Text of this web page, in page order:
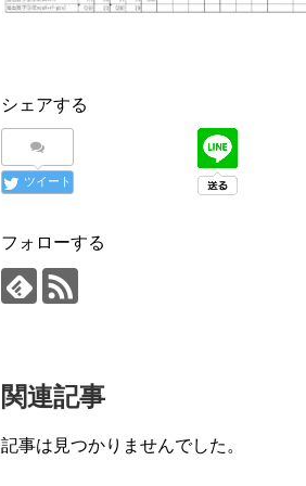
シェアする
ツイート
フォローする
関連記事
記事は見つかりませんでした。